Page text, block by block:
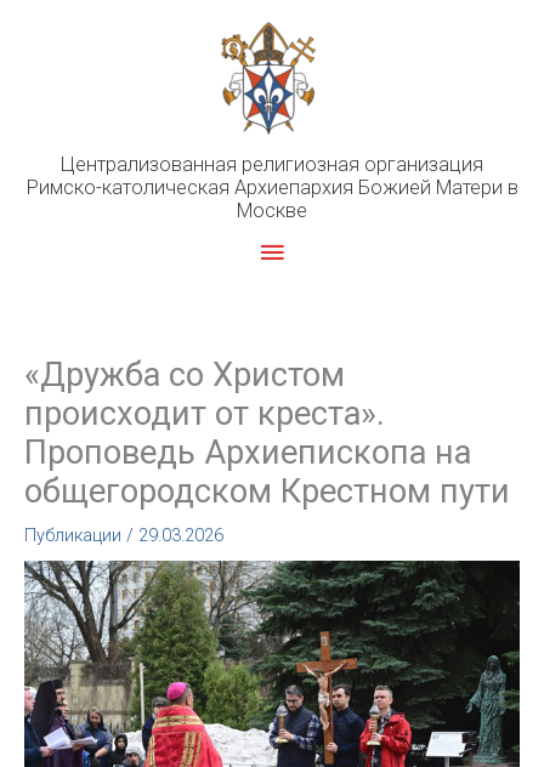
Централизованная религиозная организация
Римско-католическая Архиепархия Божией Матери в
Москве
Главное
«Дружба со Христом
происходит от креста».
Проповедь Архиепископа на
общегородском Крестном пути
Публикации / 29.03.2026